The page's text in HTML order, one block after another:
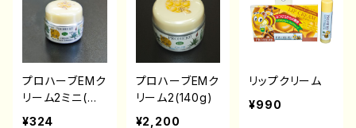
プロハーブEMク
リーム2ミニ(携
帯用10g)
¥324
プロハーブEMク
リーム2(140g)
¥2,200
リップクリーム
¥990